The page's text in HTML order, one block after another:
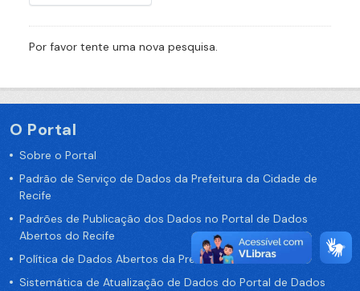
Por favor tente uma nova pesquisa.
O Portal
Sobre o Portal
Padrão de Serviço de Dados da Prefeitura da Cidade de
Recife
Padrões de Publicação dos Dados no Portal de Dados
Abertos do Recife
Política de Dados Abertos da Prefeitura do Recife
Sistemática de Atualização de Dados do Portal de Dados